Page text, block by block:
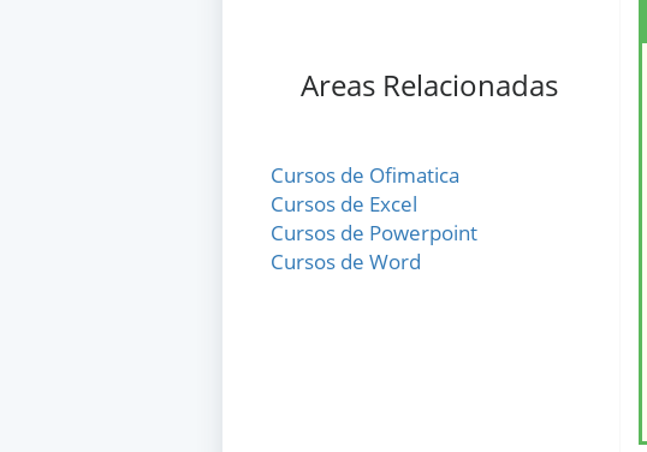
Areas Relacionadas
Cursos de Ofimatica
Cursos de Excel
Cursos de Powerpoint
Cursos de Word